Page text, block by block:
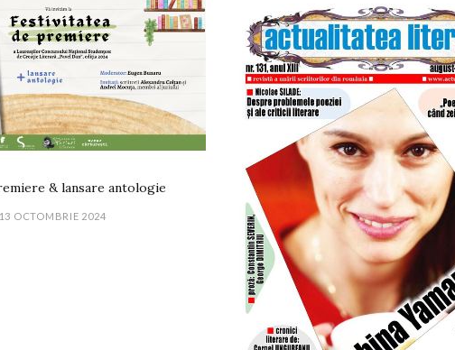
& lansare antologie
13 OCTOMBRIE 2024